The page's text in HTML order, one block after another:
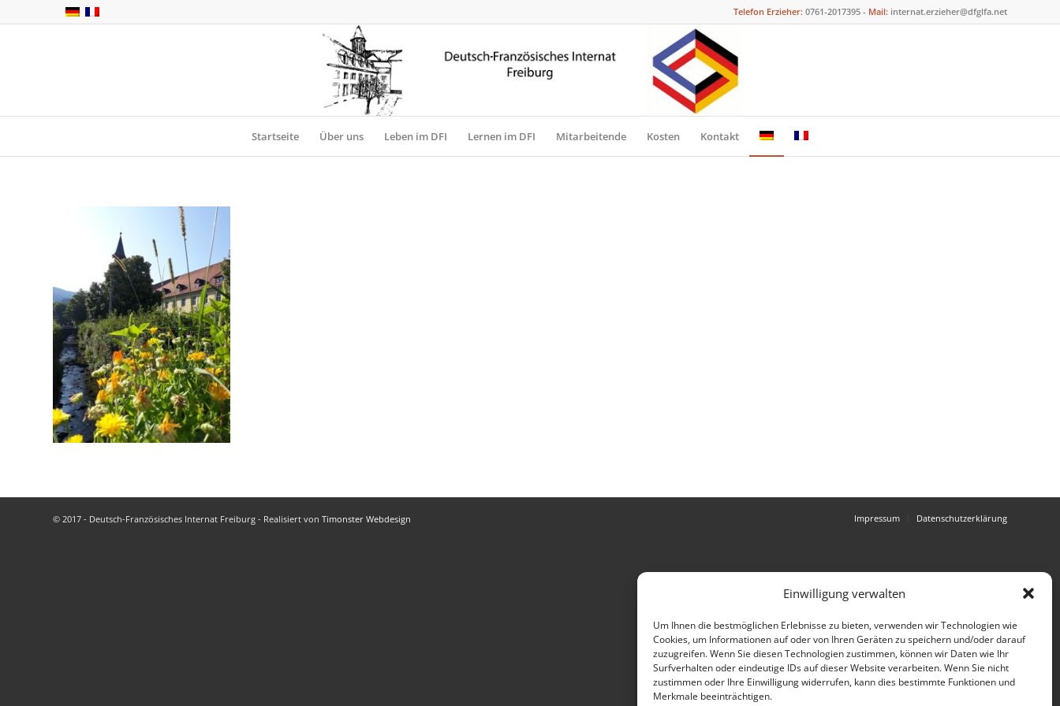
Einwilligung verwalten
Um Ihnen die bestmöglichen Erlebnisse zu bieten, verwenden wir Technologien wie
Cookies, um Informationen auf oder von Ihren Geräten zu speichern und/oder darauf
zuzugreifen. Wenn Sie diesen Technologien zustimmen, können wir Daten wie Ihr
Surfverhalten oder eindeutige IDs auf dieser Website verarbeiten. Wenn Sie nicht
zustimmen oder Ihre Einwilligung widerrufen, kann dies bestimmte Funktionen und
Merkmale beeinträchtigen.
Telefon Erzieher: 0761-2017395 - Mail: internat.erzieher@dfglfa.net
Startseite Über uns Leben im DFI Lernen im DFI Mitarbeitende Kosten Kontakt
© 2017 - Deutsch-Französisches Internat Freiburg - Realisiert von Timonster Webdesign Impressum Datenschutzerklärung